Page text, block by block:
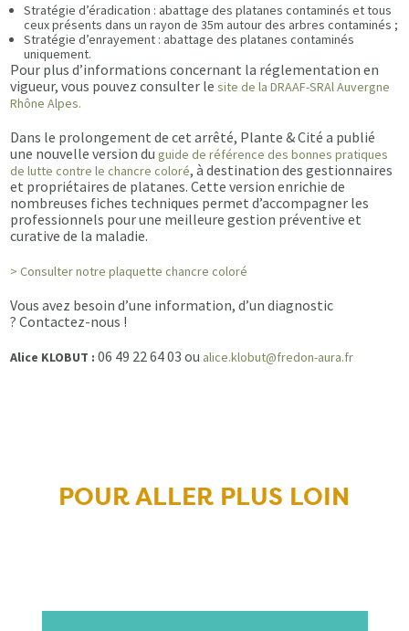
Stratégie d’éradication : abattage des platanes contaminés et tous
ceux présents dans un rayon de 35m autour des arbres contaminés ;
Stratégie d’enrayement : abattage des platanes contaminés
uniquement.
Pour plus d’informations concernant la réglementation en
vigueur, vous pouvez consulter lesite de la DRAAF-SRAl Auvergne
Rhône Alpes.
Dans le prolongement de cet arrêté, Plante & Cité a publié
une nouvelle version duguide de référence des bonnes pratiques
de lutte contre le chancre coloré, à destination des gestionnaires
et propriétaires de platanes. Cette version enrichie de
nombreuses fiches techniques permet d’accompagner les
professionnels pour une meilleure gestion préventive et
curative de la maladie.
> Consulter notre plaquette chancre coloré
Vous avez besoin d’une information, d’un diagnostic
? Contactez-nous !
Alice KLOBUT : 06 49 22 64 03 ou alice.klobut@fredon-aura.fr
POUR ALLER PLUS LOIN